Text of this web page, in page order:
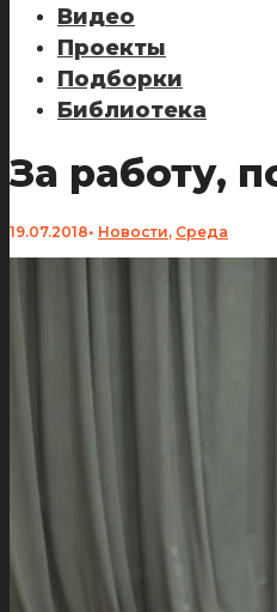
Видео
Проекты
Подборки
Библиотека
За работу,
19.07.2018• Новости, Среда